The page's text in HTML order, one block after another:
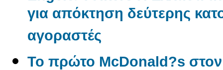
για απόκτηση δεύτερης
αγοραστές
Το πρώτο McDonald?s